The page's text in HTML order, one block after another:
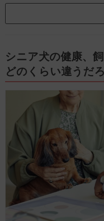
シニア犬の健康、
どのくらい違うだ